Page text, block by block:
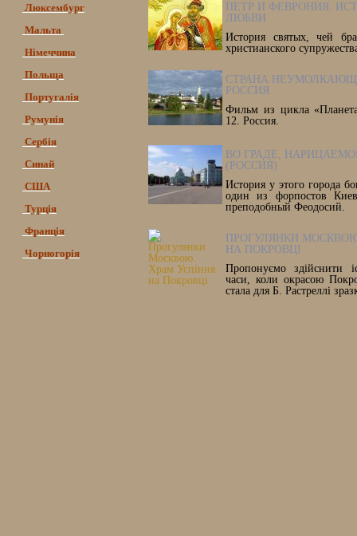
Люксембург
Мальта
Німеччина
Польща
Португалія
Румунія
Сербія
Синай
США
Турція
Франція
Чорногорія
ПЕТР И ФЕВРОНИЯ.
ЛЮБВИ
История святых, чей
христианского
СТРАНА
РОССИЯ
Фильм из цикла
12. Россия.
ВО ГРАДЕ,
(РОССИЯ)
История у этого города
один из форпостов
преподобный Феодосий.
ПРОГУЛЯНКИ
НА ПОКРОВЦІ
Пропонуємо здійснити
часи, коли окрасою
стала для Б. Растреллі